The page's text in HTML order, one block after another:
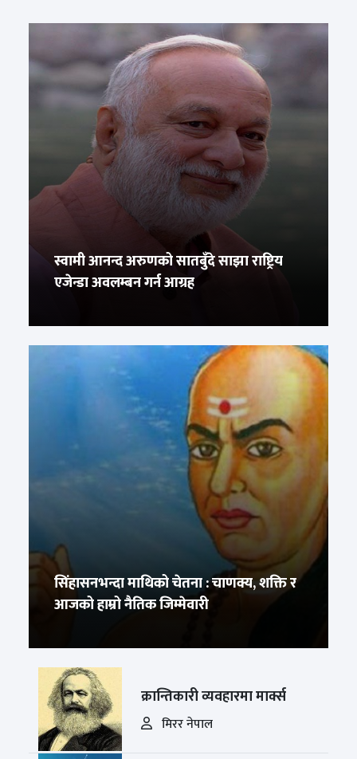
स्वामी आनन्द अरुणको सातबुँदे साझा राष्ट्रिय
एजेन्डा अवलम्बन गर्न आग्रह
सिंहासनभन्दा माथिको चेतना : चाणक्य, शक्ति र
आजको हाम्रो नैतिक जिम्मेवारी
क्रान्तिकारी व्यवहारमा मार्क्स
मिरर नेपाल